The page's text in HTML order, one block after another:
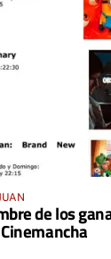
de los